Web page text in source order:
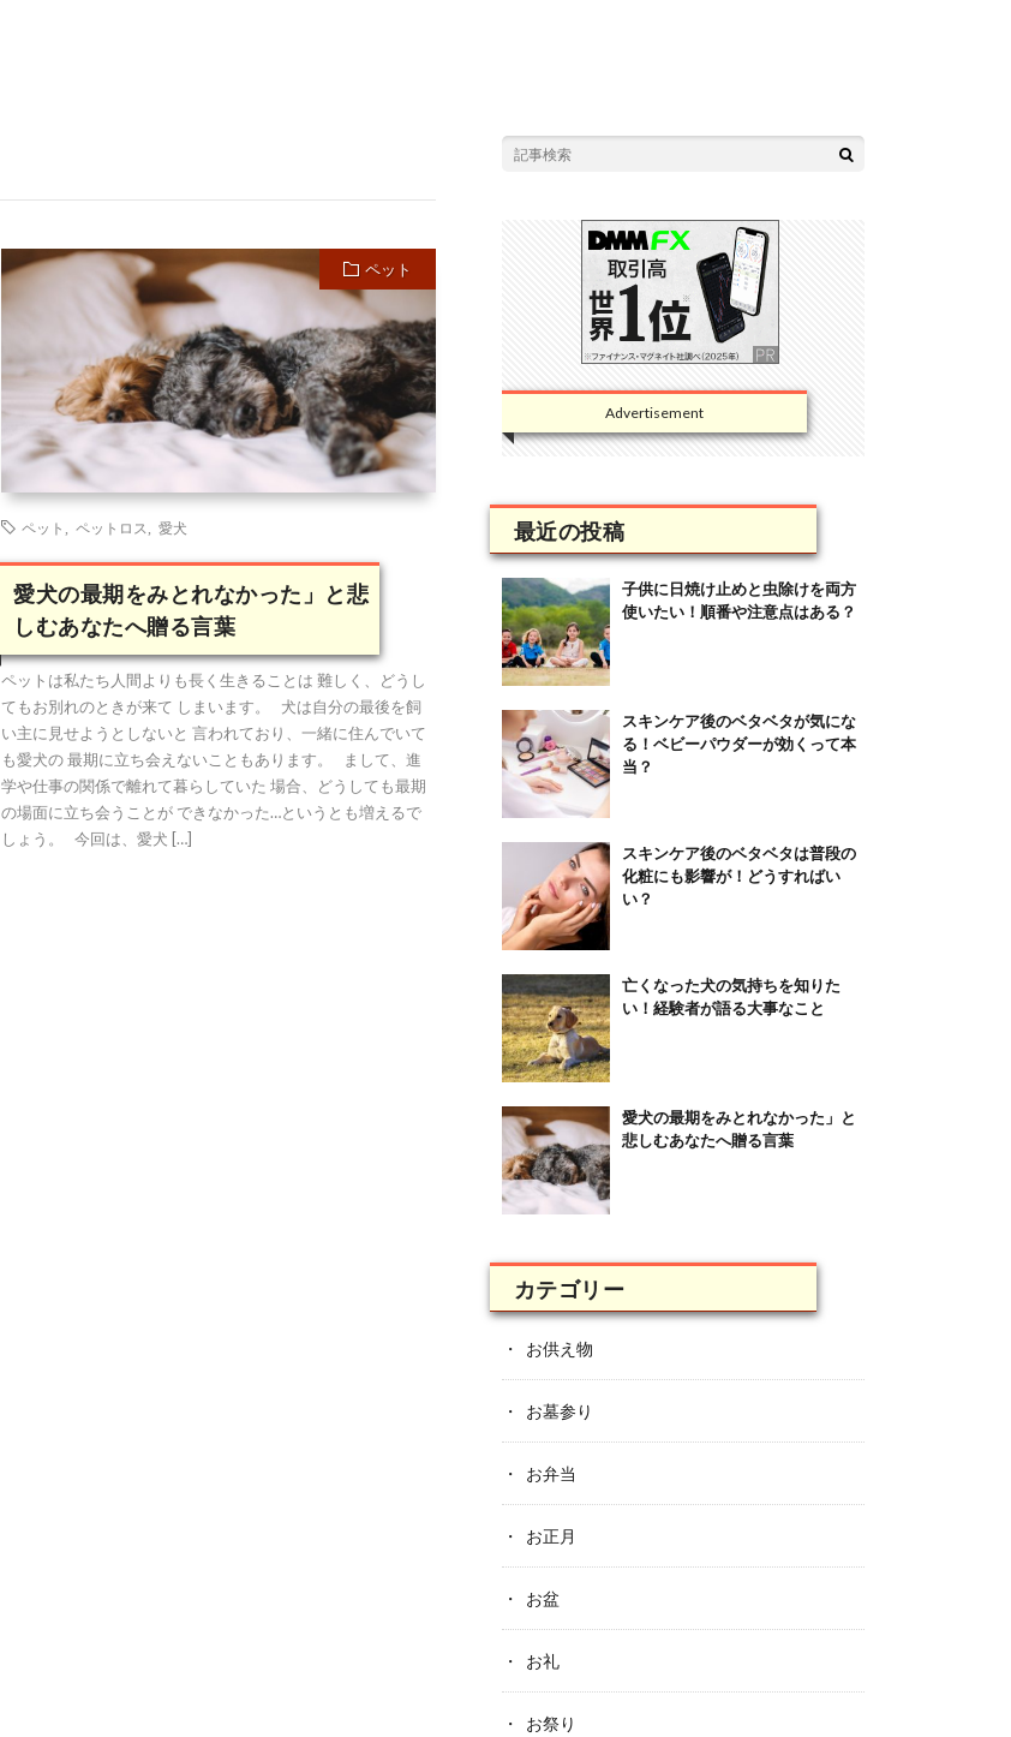
ペット
ペット ,ペットロス ,愛犬
愛犬の最期をみとれなかった」と悲
しむあなたへ贈る言葉
ペットは私たち人間よりも長く生きることは 難しく、どうし
てもお別れのときが来て しまいます。 犬は自分の最後を飼
い主に見せようとしないと 言われており、一緒に住んでいて
も愛犬の 最期に立ち会えないこともあります。 まして、進
学や仕事の関係で離れて暮らしていた 場合、どうしても最期
の場面に立ち会うことが できなかった…というとも増えるで
しょう。 今回は、愛犬 […]
Advertisement
最近の投稿
子供に日焼け止めと虫除けを両方
使いたい！順番や注意点はある？
スキンケア後のベタベタが気にな
る！ベビーパウダーが効くって本
当？
スキンケア後のベタベタは普段の
化粧にも影響が！どうすればい
い？
亡くなった犬の気持ちを知りた
い！経験者が語る大事なこと
愛犬の最期をみとれなかった」と
悲しむあなたへ贈る言葉
カテゴリー
お供え物
お墓参り
お弁当
お正月
お盆
お礼
お祭り